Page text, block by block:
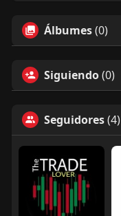
Álbumes(0)
Siguiendo(0)
Seguidores(4)